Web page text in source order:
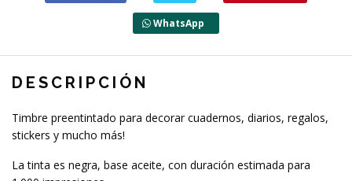
WhatsApp
DESCRIPCIÓN
Timbre preentintado para decorar cuadernos, diarios, regalos,
stickers y mucho más!
La tinta es negra, base aceite, con duración estimada para